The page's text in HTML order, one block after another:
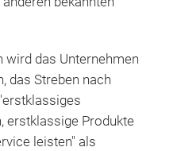
wird das Unternehmen
das Streben nach
erstklassige Produkte
leisten" als